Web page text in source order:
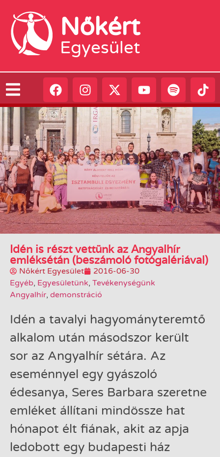
Nőkért
Egyesület
Idén is részt vettünk az Angyalhír
emléksétán (beszámoló fotógalériával)
Nőkért Egyesület
2016-06-30
Egyéb, Egyesületünk, Tevékenységünk
Angyalhír, demonstráció
Idén a tavalyi hagyományteremtő
alkalom után másodszor került
sor az Angyalhír sétára. Az
eseménnyel egy gyászoló
édesanya, Seres Barbara szeretne
emléket állítani mindössze hat
hónapot élt fiának, akit az apja
ledobott egy budapesti ház